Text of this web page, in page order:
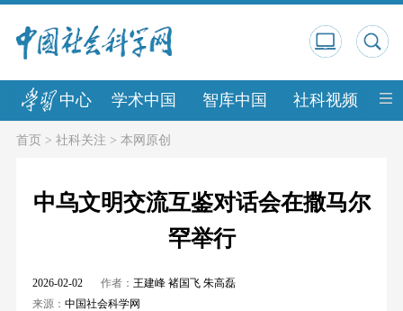
中心 学术中国 智库中国 社科视频 中
首页> 社科关注 > 本网原创
中乌文明交流互鉴对话会在撒马尔
罕举行
2026-02-02 作者： 王建峰 褚国飞 朱高磊
来源： 中国社会科学网